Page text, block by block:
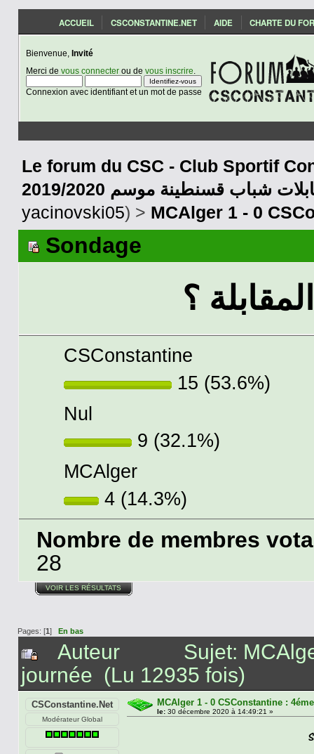
ACCUEIL CSCONSTANTINE.NET AIDE CHARTE DU
Bienvenue, Invité
Merci de vous connecterou de vous inscrire
Connexion avec identifiant et un mot de passe
Le forum du CSC - Club Sportif
2020 مقابلات شباب قسنطينة موسم
yacinovski05) > MCAlger 1 - 0
Sondage
؟
CSConstantine
15 (53.6%)
Nul
9 (32.1%)
MCAlger
4 (14.3%)
Nombre de membres
28
VOIR LES RÉSULTATS
Pages: [1] En bas
Auteur
Sujet:
journée (Lu 12935 fois)
CSConstantine.Net
Modérateur Global
MCAlger 1 - 0 CSConstantine :
le: 30 décembre 2020 à 14:49:21 »